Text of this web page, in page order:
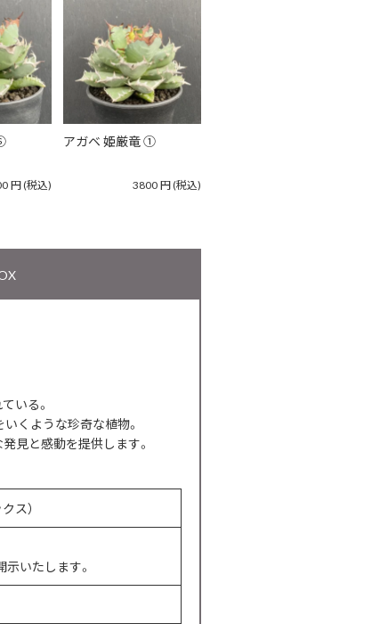
円(税込)
アガベ 姫厳竜 ①
3800円(税込)
いる。
くような珍奇な植物。
見と感動を提供します。
ス）
いたします。